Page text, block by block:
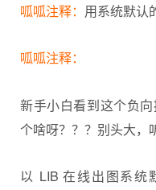
呱呱注释： 用系统默认
呱呱注释：
新手小白看到这个负
个啥呀？？？别头大，
以 LIB 在线出图系统